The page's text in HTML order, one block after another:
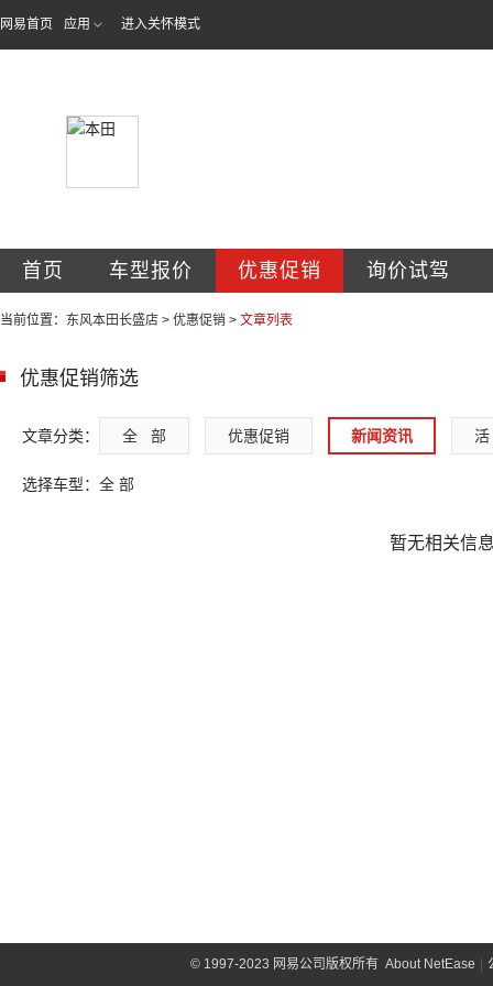
网易首页 应用 进入关怀模式
首页 车型报价 优惠促销 询价试驾
当前位置： 东风本田长盛店 > 优惠促销 > 文章列表
优惠促销筛选
文章分类： 全   部 优惠促销 新闻资讯 活
选择车型： 全 部
暂无相关信
©1997-2023 网易公司版权所有 About NetEase